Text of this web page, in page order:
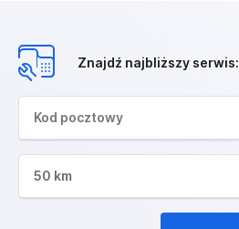
Znajdź najbliższy serwis:
50 km